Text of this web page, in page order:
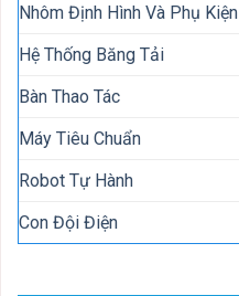
Nhôm Định Hình Và Phụ Kiện
Hệ Thống Băng Tải
Bàn Thao Tác
Máy Tiêu Chuẩn
Robot Tự Hành
Con Đội Điện